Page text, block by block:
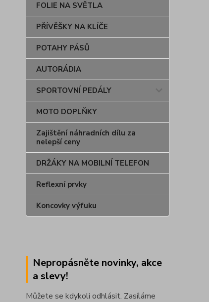
FOLIE NA SVĚTLA
PŘÍVĚŠKY NA KLÍČE
POTAHY PÁSŮ
AUTORÁDIA
SPORTOVNÍ PEDÁLY
MOTO DOPLŇKY
Zajištění náhradních dílu za
nelepší ceny
DRŽÁKY NA MOBILNÍ TELEFON
Reflexní prvky
Koncovky výfuku
Nepropásněte novinky, akce
a slevy!
Můžete se kdykoli odhlásit. Zasíláme